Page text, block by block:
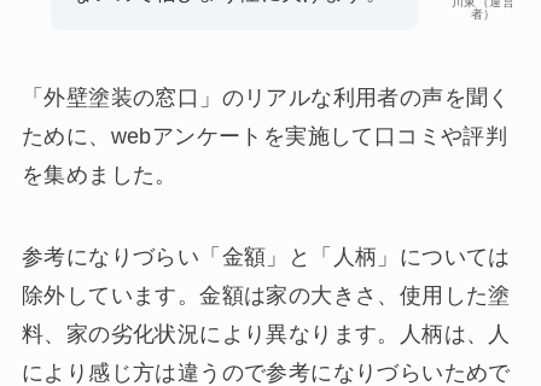
者）
「外壁塗装の窓口」のリアルな利用者の声を聞く
ために、webアンケートを実施して口コミや評判
を集めました。
参考になりづらい「金額」と「人柄」については
除外しています。金額は家の大きさ、使用した塗
料、家の劣化状況により異なります。人柄は、人
により感じ方は違うので参考になりづらいためで